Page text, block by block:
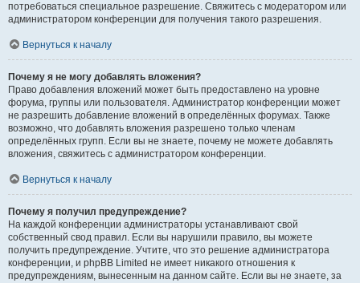
потребоваться специальное разрешение. Свяжитесь с модератором или
администратором конференции для получения такого разрешения.
Вернуться к началу
Почему я не могу добавлять вложения?
Право добавления вложений может быть предоставлено на уровне
форума, группы или пользователя. Администратор конференции может
не разрешить добавление вложений в определённых форумах. Также
возможно, что добавлять вложения разрешено только членам
определённых групп. Если вы не знаете, почему не можете добавлять
вложения, свяжитесь с администратором конференции.
Вернуться к началу
Почему я получил предупреждение?
На каждой конференции администраторы устанавливают свой
собственный свод правил. Если вы нарушили правило, вы можете
получить предупреждение. Учтите, что это решение администратора
конференции, и phpBB Limited не имеет никакого отношения к
предупреждениям, вынесенным на данном сайте. Если вы не знаете, за